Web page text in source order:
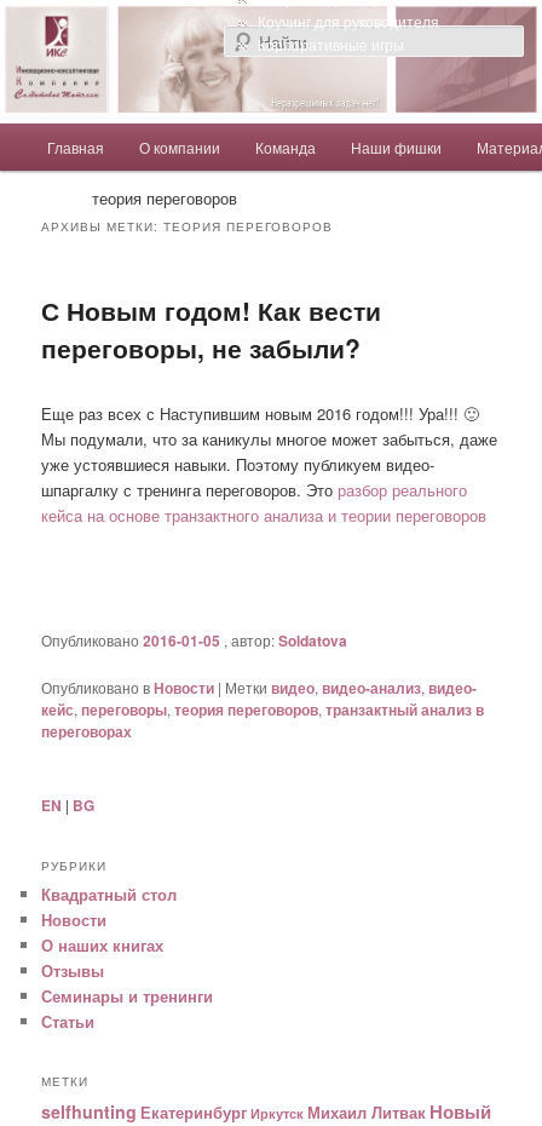
Солдатова Татьяна
Компания Солдатовой Татьяны
Главное менюПерейти к основному содержимому
Перейти к дополнительному содержимому
Главная О компании Команда Наши фишки
Коучинг для руководителя
Корпоративные игры
теория переговоров
АРХИВЫ МЕТКИ:ТЕОРИЯ ПЕРЕГОВОРОВ
С Новым годом! Как вести
переговоры, не забыли?
Еще раз всех с Наступившим новым 2016 годом!!! Ура!!! 🙂
Мы подумали, что за каникулы многое может забыться, даже
уже устоявшиеся навыки. Поэтому публикуем видео-
шпаргалку с тренинга переговоров. Это разбор реального
кейса на основе транзактного анализа и теории переговоров
Опубликовано2016-01-05 , автор:Soldatova
Опубликовано вНовости | Метки видео, видео-анализ, видео-
кейс, переговоры,теория переговоров,транзактный анализ в
переговорах
EN | BG
РУБРИКИ
Квадратный стол
Новости
О наших книгах
Отзывы
Семинары и тренинги
Статьи
МЕТКИ
selfhunting Екатеринбург Иркутск Михаил Литвак Новый